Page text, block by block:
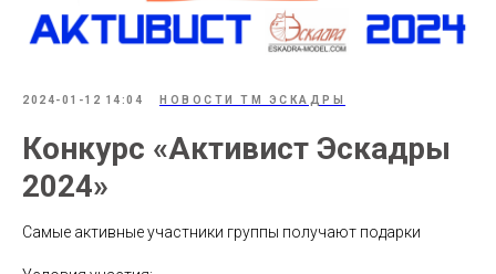
2024-01-12 14:04 НОВОСТИ ТМ ЭСКАДРЫ
Конкурс «Активист Эскадры
2024»
Самые активные участники группы получают подарки